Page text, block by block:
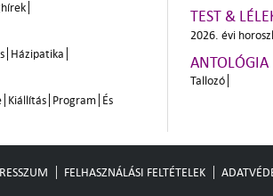
Házipatika
Kiállítás Program És
TEST &
2026. évi
ANTOLÓGIA
Tallozó
FELHASZNÁLÁSI FELTÉTELEK